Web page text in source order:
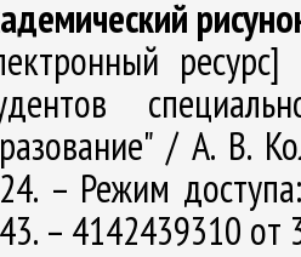
/ А. В.
– Режим
– 4142439310 от